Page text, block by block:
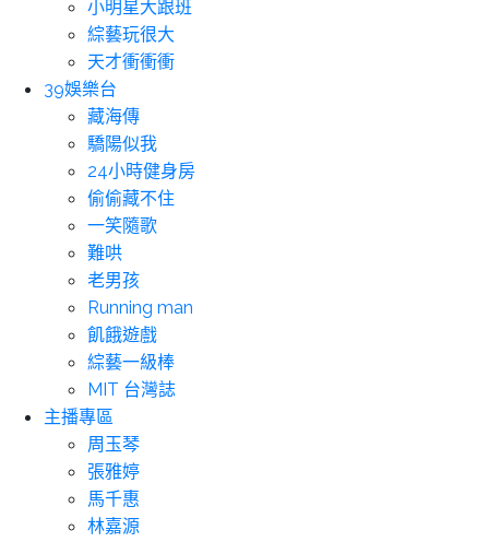
小明星大跟班
綜藝玩很大
天才衝衝衝
39娛樂台
藏海傳
驕陽似我
24小時健身房
偷偷藏不住
一笑隨歌
難哄
老男孩
Running man
飢餓遊戲
綜藝一級棒
MIT 台灣誌
主播專區
周玉琴
張雅婷
馬千惠
林嘉源